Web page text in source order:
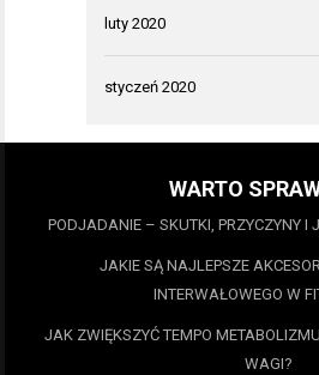
luty 2020
styczeń 2020
WARTO
PODJADANIE – SKUTKI, PRZYCZYNY I
JAKIE SĄ NAJLEPSZE
INTERWAŁOWEGO W
JAK ZWIĘKSZYĆ TEMPO
WAGI?